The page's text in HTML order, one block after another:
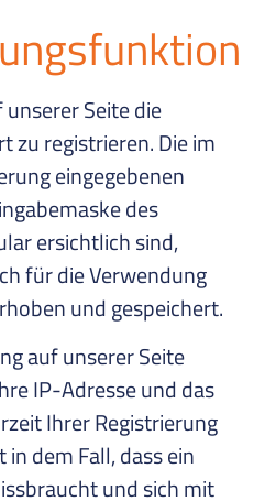
Seite die
zu registrieren. Die im
eingegebenen
des
ersichtlich sind,
für die Verwendung
und gespeichert.
auf unserer Seite
IP-Adresse und das
Ihrer Registrierung
dem Fall, dass ein
und sich mit